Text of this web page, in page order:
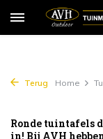
Terug Home
Ronde tuintafels
in! Bij AVH